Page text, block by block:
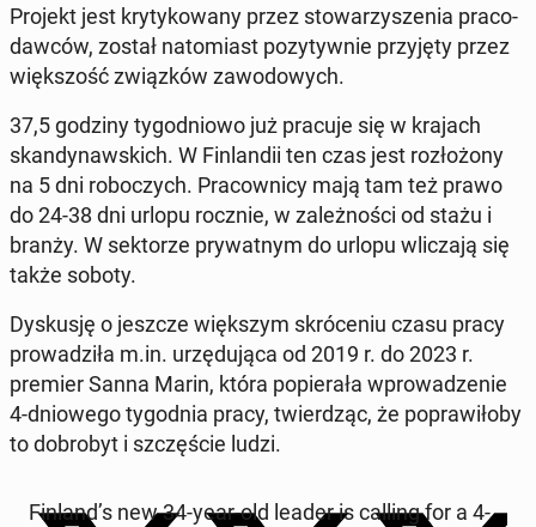
Projekt jest kry­ty­ko­wa­ny przez sto­wa­rzy­sze­nia pra­co­
daw­ców, został na­to­miast po­zy­tyw­nie przy­ję­ty przez
więk­szość związ­ków za­wo­do­wych.
37,5 godziny ty­go­dnio­wo już pracuje się w krajach
skan­dy­naw­skich. W Fin­lan­dii ten czas jest roz­ło­żo­ny
na 5 dni ro­bo­czych. Pra­cow­ni­cy mają tam też prawo
do 24-38 dni urlopu rocznie, w za­leż­no­ści od stażu i
branży. W sek­to­rze pry­wat­nym do urlopu wli­cza­ją się
także soboty.
Dys­ku­sję o jeszcze więk­szym skró­ce­niu czasu pracy
pro­wa­dzi­ła m.in. urzę­du­ją­ca od 2019 r. do 2023 r.
premier Sanna Marin, która po­pie­ra­ła wpro­wa­dze­nie
4-dnio­we­go ty­go­dnia pracy, twier­dząc, że po­pra­wi­ło­by
to do­bro­byt i szczę­ście ludzi.
Finland’s new 34-year-old leader is calling for a 4-